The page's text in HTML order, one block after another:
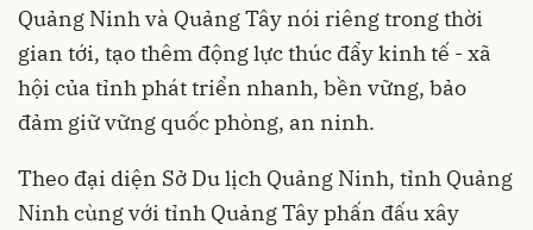
Quảng Ninh và Quảng Tây nói riêng trong thời
gian tới, tạo thêm động lực thúc đẩy kinh tế - xã
hội của tỉnh phát triển nhanh, bền vững, bảo
đảm giữ vững quốc phòng, an ninh.
Theo đại diện Sở Du lịch Quảng Ninh, tỉnh Quảng
Ninh cùng với tỉnh Quảng Tây phấn đấu xây